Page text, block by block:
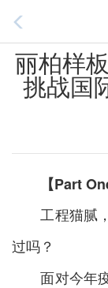
丽柏样
挑战国
【Part
工程猫腻，
过吗？
面对今年疫